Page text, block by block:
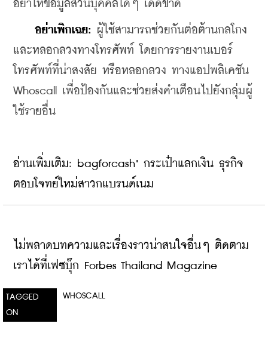
อย่าให้ข้อมูลส่วนบุคคลใดๆ เด็ดขาด
อย่าเพิกเฉย: ผู้ใช้สามารถช่วยกันต่อต้านกลโกง
และหลอกลวงทางโทรศัพท์ โดยการรายงานเบอร์
โทรศัพท์ที่น่าสงสัย หรือหลอกลวง ทางแอปพลิเคชัน
Whoscall เพื่อป้องกันและช่วยส่งคำเตือนไปยังกลุ่มผู้
ใช้รายอื่น
อ่านเพิ่มเติม:
bagforcash" กระเป๋าแลกเงิน ธุรกิจ
ตอบโจทย์ใหม่สาวกแบรนด์เนม
ไม่พลาดบทความและเรื่องราวน่าสนใจอื่นๆ ติดตาม
เราได้ที่เฟซบุ๊ก Forbes Thailand Magazine
TAGGED
ON
WHOSCALL